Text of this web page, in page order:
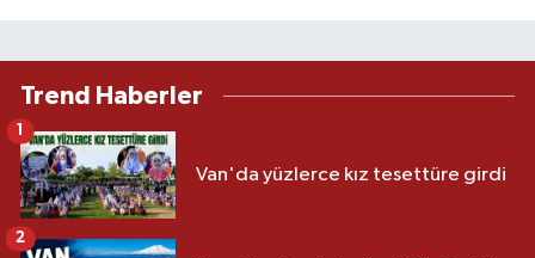
Trend Haberler
Van'da yüzlerce kız tesettüre girdi
2